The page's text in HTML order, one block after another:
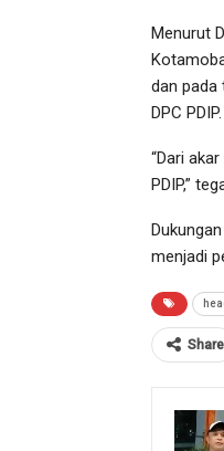
Menurut
dan pada
DPC PDIP.
“Dari
PDIP,”
menjadi
Share